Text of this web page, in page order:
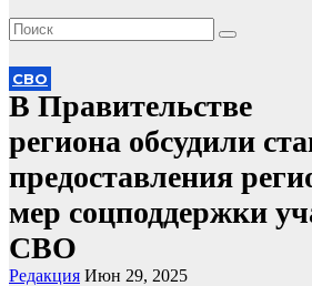
СВО
В Правительстве
региона обсудили
предоставления
мер соцподдержки
СВО
Редакция Июн 29, 2025